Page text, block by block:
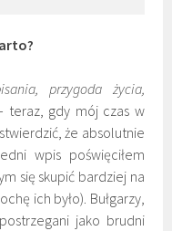
przygoda życia,
teraz, gdy mój czas w
że absolutnie
wpis poświęciłem
się skupić bardziej na
ich było). Bułgarzy,
jako brudni